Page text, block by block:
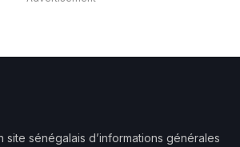
site sénégalais d’informations générales